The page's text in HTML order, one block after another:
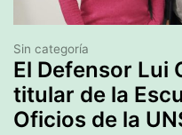
El Defensor Lui
titular de la
Oficios de la
Sin categoría